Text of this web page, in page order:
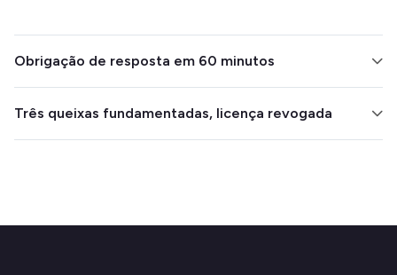
Obrigação de resposta em 60 minutos
e enviar um relatório ao Conselho no prazo de 24
horas.
Três queixas fundamentadas, licença revogada